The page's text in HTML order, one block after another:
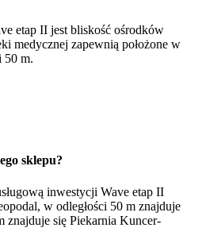
etap II jest bliskość ośrodków
medycznej zapewnią położone w
50 m.
sklepu?
inwestycji Wave etap II
w odległości 50 m znajduje
znajduje się Piekarnia Kuncer-